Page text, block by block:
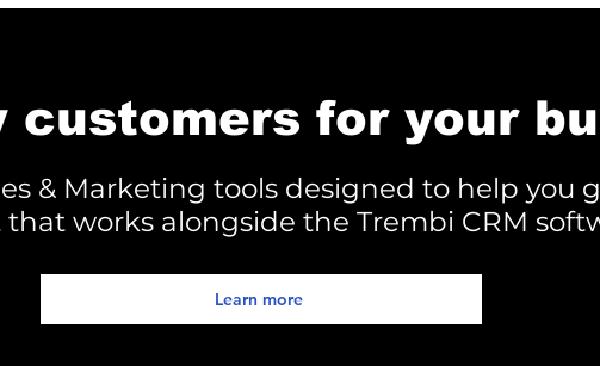
customers for your
& Marketing tools designed to help you
works alongside the Trembi CRM
Learn more